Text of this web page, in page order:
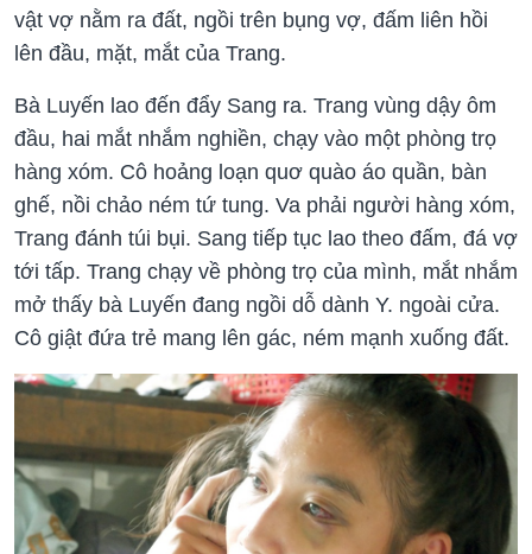
vật vợ nằm ra đất, ngồi trên bụng vợ, đấm liên hồi
lên đầu, mặt, mắt của Trang.
Bà Luyến lao đến đẩy Sang ra. Trang vùng dậy ôm
đầu, hai mắt nhắm nghiền, chạy vào một phòng trọ
hàng xóm. Cô hoảng loạn quơ quào áo quần, bàn
ghế, nồi chảo ném tứ tung. Va phải người hàng xóm,
Trang đánh túi bụi. Sang tiếp tục lao theo đấm, đá vợ
tới tấp. Trang chạy về phòng trọ của mình, mắt nhắm
mở thấy bà Luyến đang ngồi dỗ dành Y. ngoài cửa.
Cô giật đứa trẻ mang lên gác, ném mạnh xuống đất.